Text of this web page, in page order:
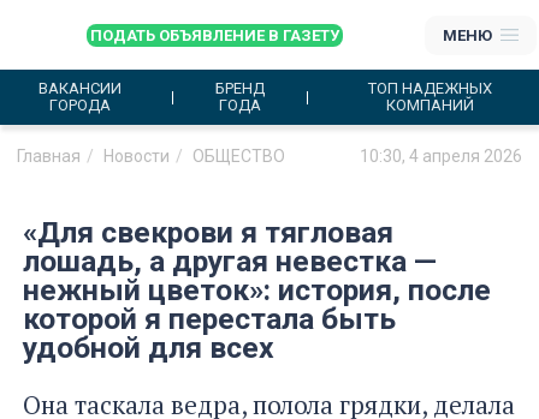
ПОДАТЬ ОБЪЯВЛЕНИЕ В ГАЗЕТУ МЕНЮ
ВАКАНСИИ
ГОРОДА
БРЕНД
ГОДА
ТОП НАДЕЖНЫХ
КОМПАНИЙ
Главная Новости ОБЩЕСТВО 10:30, 4 апреля 2026
«Для свекрови я тягловая
лошадь, а другая невестка —
нежный цветок»: история, после
которой я перестала быть
удобной для всех
Она таскала ведра, полола грядки, делала